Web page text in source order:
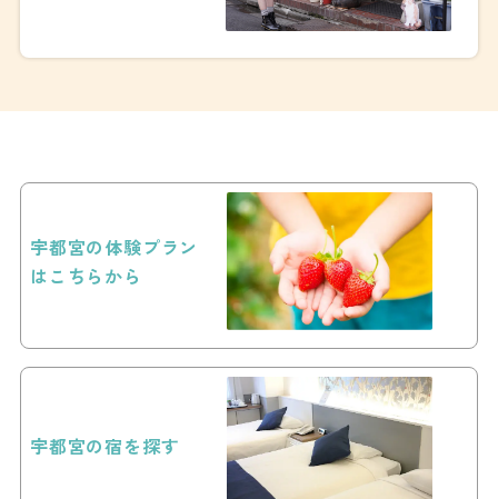
宇都宮の体験プラン
はこちらから
宇都宮の宿を探す